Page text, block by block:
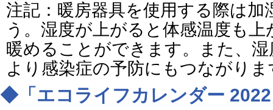
注記：暖房器具を使用する際は加
う。湿度が上がると体感温度も
暖めることができます。また、
より感染症の予防にもつながりま
◆「エコライフカレンダー